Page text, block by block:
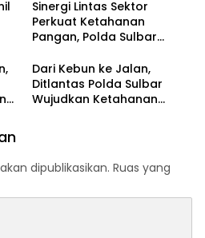
Sinergi Lintas Sektor
Perkuat Ketahanan
Pangan, Polda Sulbar
Sawah dan Mitigasi
Kekeringan
Dari Kebun ke Jalan,
Ditlantas Polda Sulbar
Wujudkan Ketahanan
dipublikasikan. Ruas yang